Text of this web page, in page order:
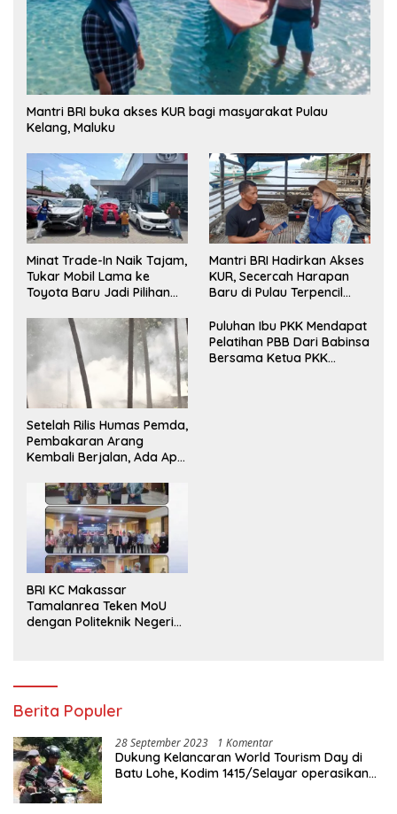
Mantri BRI buka akses KUR bagi masyarakat Pulau
Kelang, Maluku
Minat Trade-In Naik Tajam,
Tukar Mobil Lama ke
Toyota Baru Jadi Pilihan
Mantri BRI Hadirkan Akses
KUR, Secercah Harapan
Baru di Pulau Terpencil
Setelah Rilis Humas Pemda,
Pembakaran Arang
Kembali Berjalan, Ada Apa
Aturan?
Puluhan Ibu PKK Mendapat
Pelatihan PBB Dari Babinsa
Bersama Ketua PKK
BRI KC Makassar
Tamalanrea Teken MoU
dengan Politeknik Negeri
Berita Populer
28 September 2023 1 Komentar
Dukung Kelancaran World Tourism Day di
Batu Lohe, Kodim 1415/Selayar operasikan